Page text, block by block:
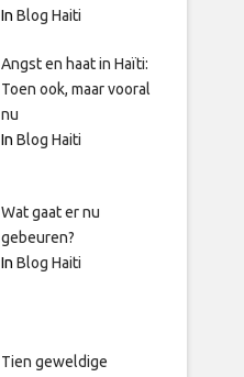
In Blog Haiti
Angst en haat in Haïti:
Toen ook, maar vooral
nu
In Blog Haiti
Wat gaat er nu
gebeuren?
In Blog Haiti
Tien geweldige